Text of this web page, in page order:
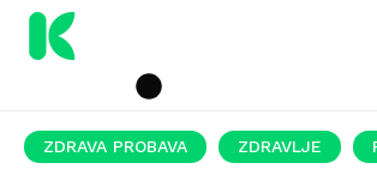
ZDRAVA PROBAVA ZDRAVLJE